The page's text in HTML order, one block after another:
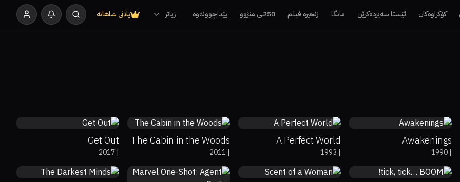
کۆکراوەکان ئێستا سەیردەکرێن مانگا زنجیرە فیلم 250ـی مێژوو پێداچوونەوە زیاتر پلانی شاهانە
Awakenings
|
1990
A Perfect World
|
1993
The Cabin in the Woods
|
2011
Get Out
|
2017
7.6
74%
8
89%
59%
7.6
5.7
16%